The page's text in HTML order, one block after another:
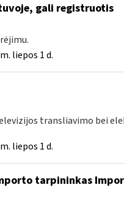
gali registruotis
liepos 1 d.
transliavimo bei
liepos 1 d.
tarpininkas